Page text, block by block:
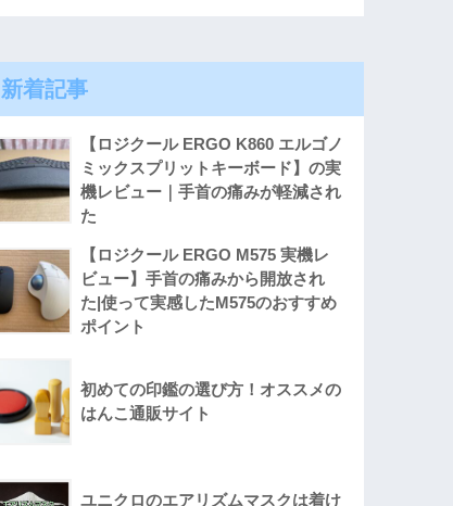
新着記事
【ロジクール ERGO K860 エルゴノ
ミックスプリットキーボード】の実
機レビュー｜手首の痛みが軽減され
た
【ロジクール ERGO M575 実機レ
ビュー】手首の痛みから開放され
た|使って実感したM575のおすすめ
ポイント
初めての印鑑の選び方！オススメの
はんこ通販サイト
ユニクロのエアリズムマスクは着け